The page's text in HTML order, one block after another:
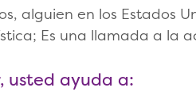
alguien en los Estados
Es una llamada a la
usted ayuda a: